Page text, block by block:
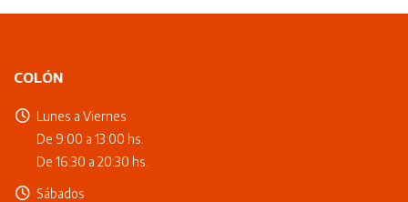
COLÓN
Lunes a Viernes
De 9:00 a 13:00 hs.
De 16:30 a 20:30 hs.
Sábados